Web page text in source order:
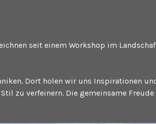
seit einem Workshop im
Dort holen wir uns Inspirationen
zu verfeinern. Die gemeinsame Freude